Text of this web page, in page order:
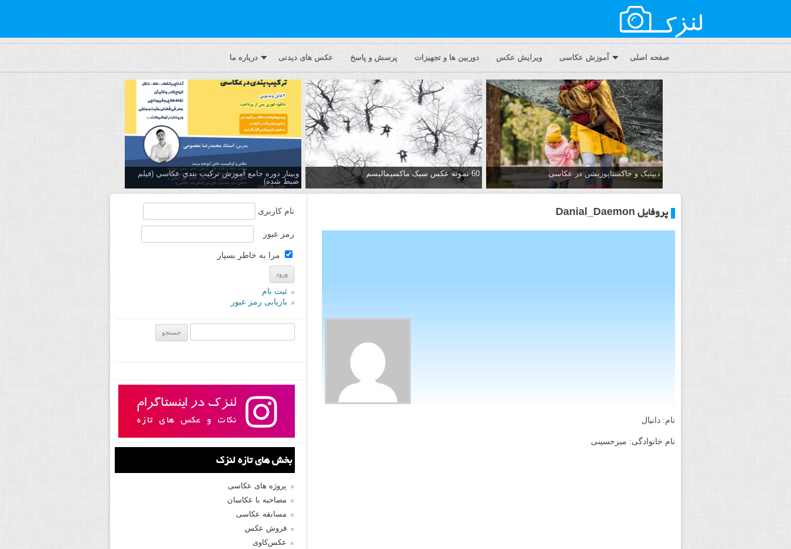
صفحه اصلی آموزش عکاسی ویرایش عکس دوربین ها و تجهیزات پرسش و پاسخ عکس های دیدنی درباره ما
دیپتیک و جاکستا‌پوزیشن در عکاسی 60 نمونه عکس سبک ماکسیمالیسم
وبینار دوره جامع آموزش تركيب بندي عكاسي (فیلم
ضبط شده)
پروفایل Danial_Daemon
نام: دانیال
نام خانوادگی: میرحسینی
نام کاربری
رمز عبور
مرا به خاطر بسپار
ثبت نام
بازیابی رمز عبور
بخش های تازه لنزک
پروژه های عکاسی
مصاحبه با عکاسان
مسابقه عکاسی
فروش عکس
عکس‌کاوی